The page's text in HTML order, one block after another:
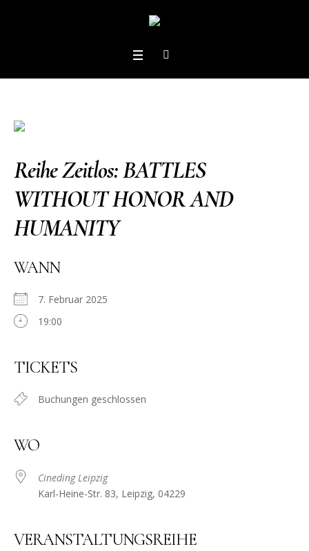
Reihe Zeitlos: BATTLES
WITHOUT HONOR AND
HUMANITY
WANN
7. Februar 2025
19:00
TICKETS
Buchungen geschlossen
WO
Cineding Leipzig
Karl-Heine-Str. 83, Leipzig, 04229
VERANSTALTUNGSREIHE